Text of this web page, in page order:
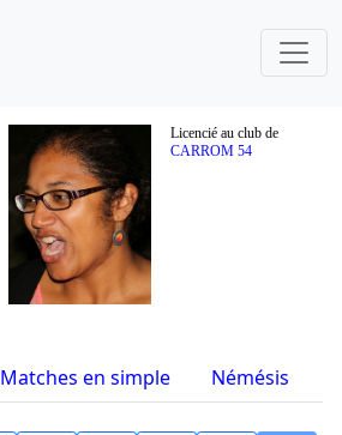
Licencié au club de
CARROM 54
Matches en simple Némésis